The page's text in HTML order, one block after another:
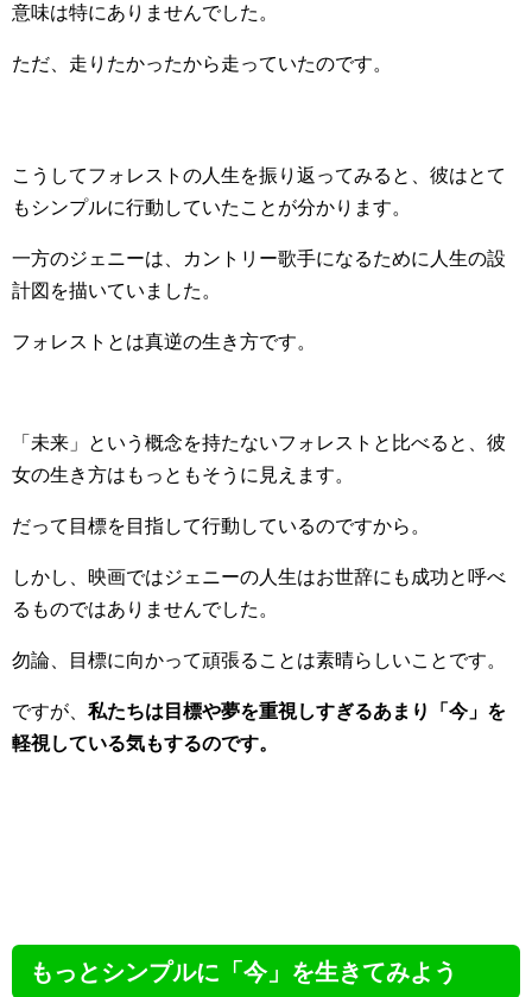
意味は特にありませんでした。
ただ、走りたかったから走っていたのです。
こうしてフォレストの人生を振り返ってみると、彼はとて
もシンプルに行動していたことが分かります。
一方のジェニーは、カントリー歌手になるために人生の設
計図を描いていました。
フォレストとは真逆の生き方です。
「未来」という概念を持たないフォレストと比べると、彼
女の生き方はもっともそうに見えます。
だって目標を目指して行動しているのですから。
しかし、映画ではジェニーの人生はお世辞にも成功と呼べ
るものではありませんでした。
勿論、目標に向かって頑張ることは素晴らしいことです。
ですが、 私たちは目標や夢を重視しすぎるあまり「今」を
軽視している気もするのです。
もっとシンプルに「今」を生きてみよう